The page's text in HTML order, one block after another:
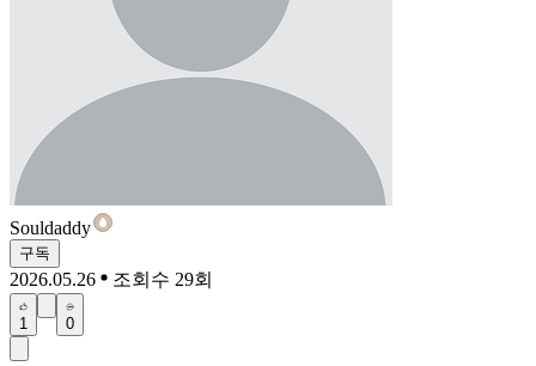
Souldaddy
구독
2026.05.26 조회수 29회
1 0